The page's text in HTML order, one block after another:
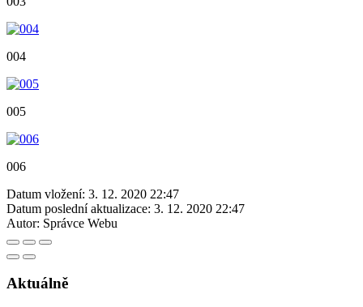
004
005
006
Datum vložení: 3. 12. 2020 22:47
Datum poslední aktualizace: 3. 12. 2020 22:47
Autor: Správce Webu
Aktuálně